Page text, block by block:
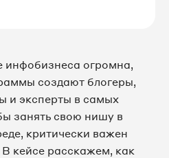
инфобизнеса огромна,
создают блогеры,
и эксперты в самых
занять свою нишу в
критически важен
кейсе расскажем, как